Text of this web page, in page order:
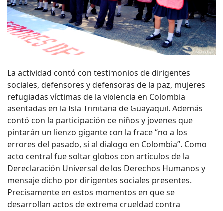
La actividad contó con testimonios de dirigentes
sociales, defensores y defensoras de la paz, mujeres
refugiadas víctimas de la violencia en Colombia
asentadas en la Isla Trinitaria de Guayaquil. Además
contó con la participación de niños y jovenes que
pintarán un lienzo gigante con la frace “no a los
errores del pasado, si al dialogo en Colombia”. Como
acto central fue soltar globos con artículos de la
Dereclaración Universal de los Derechos Humanos y
mensaje dicho por dirigentes sociales presentes.
Precisamente en estos momentos en que se
desarrollan actos de extrema crueldad contra